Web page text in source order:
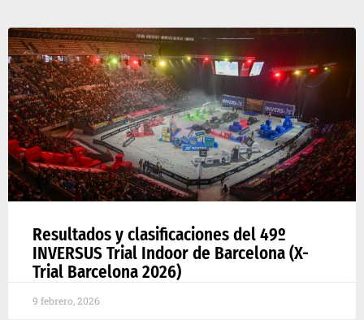
Resultados y clasificaciones del 49º
INVERSUS Trial Indoor de Barcelona (X-
Trial Barcelona 2026)
9 febrero, 2026